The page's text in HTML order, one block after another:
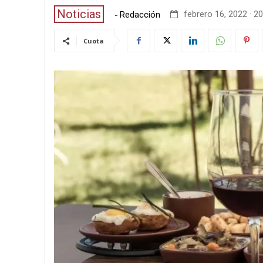
Noticias - Redacción febrero 16, 2022 ·
Cuota